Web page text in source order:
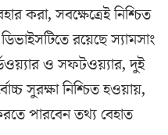
করা, সবক্ষেত্রেই নিশ্চিত
রয়েছে স্যামসাং
ও সফটওয়্যার, দুই
সুরক্ষা নিশ্চিত হওয়ায়,
পারবেন তথ্য বেহাত